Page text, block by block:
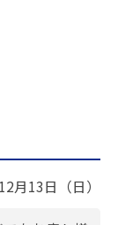
月13日（日）